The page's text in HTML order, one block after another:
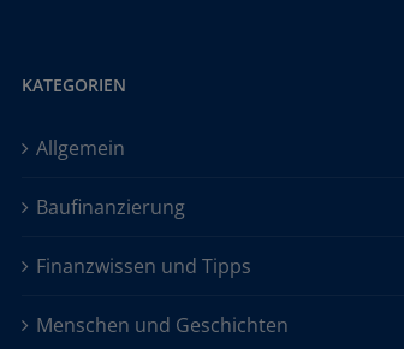
KATEGORIEN
Allgemein
Baufinanzierung
Finanzwissen und Tipps
Menschen und Geschichten